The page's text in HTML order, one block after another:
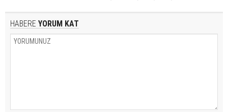
HABERE YORUM KAT